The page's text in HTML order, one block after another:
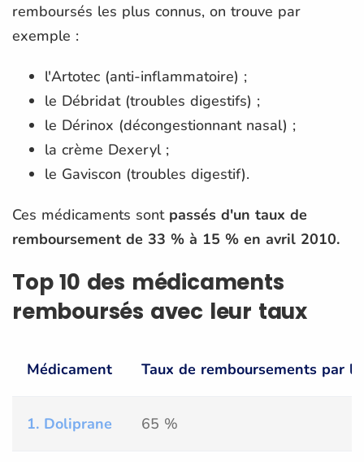
remboursés les plus connus, on trouve par
exemple :
l'Artotec (anti-inflammatoire) ;
le Débridat (troubles digestifs) ;
le Dérinox (décongestionnant nasal) ;
la crème Dexeryl ;
le Gaviscon (troubles digestif).
Ces médicaments sont passés d'un taux de
remboursement de 33 % à 15 % en avril 2010.
Top 10 des médicaments
remboursés avec leur taux
Médicament Taux de remboursements par
1. Doliprane 65 %